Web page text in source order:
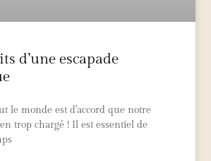
d’une escapade
le monde est d’accord que notre
trop chargé ! Il est essentiel de